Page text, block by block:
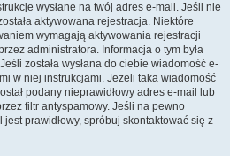
wysłane na twój adres e-mail. Jeśli nie
aktywowana rejestracja. Niektóre
wymagają aktywowania rejestracji
administratora. Informacja o tym była
została wysłana do ciebie wiadomość e-
w niej instrukcjami. Jeżeli taka wiadomość
podany nieprawidłowy adres e-mail lub
filtr antyspamowy. Jeśli na pewno
prawidłowy, spróbuj skontaktować się z